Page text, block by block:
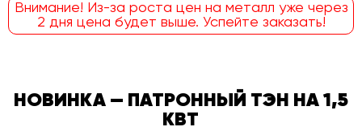
Внимание! Из-за роста цен на металл уже через
2 дня цена будет выше. Успейте заказать!
НОВИНКА — ПАТРОННЫЙ ТЭН НА 1,5
КВТ